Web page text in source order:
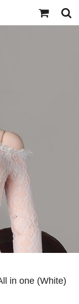
in one (White)